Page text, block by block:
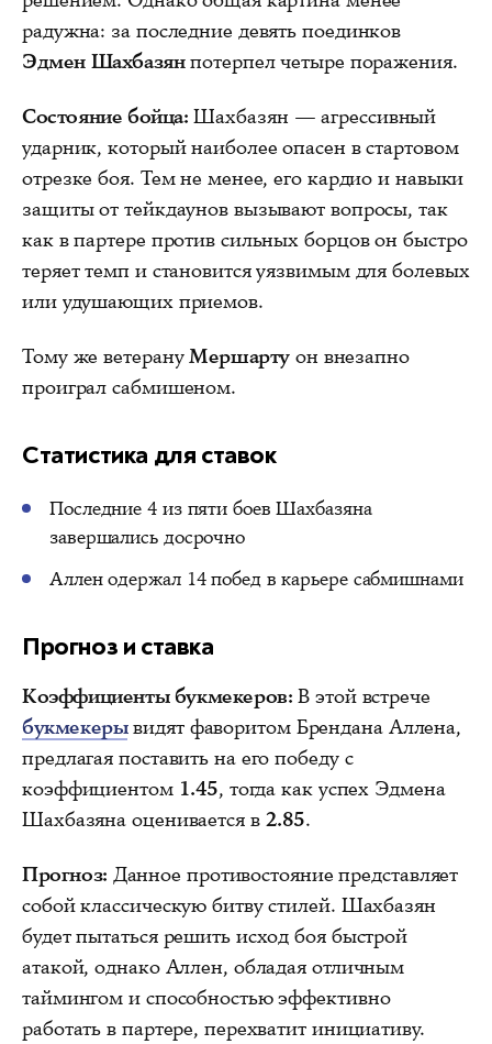
радужна: за последние девять поединков
Эдмен Шахбазянпотерпел четыре поражения.
Состояние бойца: Шахбазян — агрессивный
ударник, который наиболее опасен в стартовом
отрезке боя. Тем не менее, его кардио и навыки
защиты от тейкдаунов вызывают вопросы, так
как в партере против сильных борцов он быстро
теряет темп и становится уязвимым для болевых
или удушающих приемов.
Тому же ветерануМершарту он внезапно
проиграл сабмишеном.
Статистика для ставок
Последние 4 из пяти боев Шахбазяна
завершались досрочно
Аллен одержал 14 побед в карьере сабмишнами
Прогноз и ставка
Коэффициенты букмекеров: В этой встрече
букмекерывидят фаворитом Брендана Аллена,
предлагая поставить на его победу с
коэффициентом 1.45, тогда как успех Эдмена
Шахбазяна оценивается в 2.85.
Прогноз: Данное противостояние представляет
собой классическую битву стилей. Шахбазян
будет пытаться решить исход боя быстрой
атакой, однако Аллен, обладая отличным
таймингом и способностью эффективно
работать в партере, перехватит инициативу.